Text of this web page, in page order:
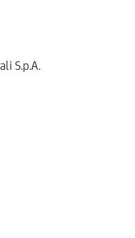
S.p.A.